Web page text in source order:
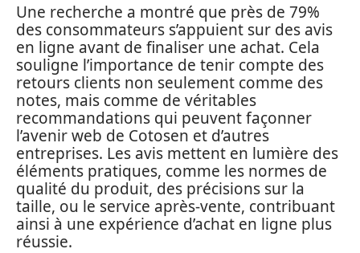
Une recherche a montré que près de 79%
des consommateurs s’appuient sur des avis
en ligne avant de finaliser une achat. Cela
souligne l’importance de tenir compte des
retours clients non seulement comme des
notes, mais comme de véritables
recommandations qui peuvent façonner
l’avenir web de Cotosen et d’autres
entreprises. Les avis mettent en lumière des
éléments pratiques, comme les normes de
qualité du produit, des précisions sur la
taille, ou le service après-vente, contribuant
ainsi à une expérience d’achat en ligne plus
réussie.